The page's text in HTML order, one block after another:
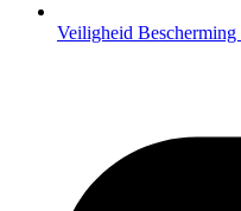
Veiligheid